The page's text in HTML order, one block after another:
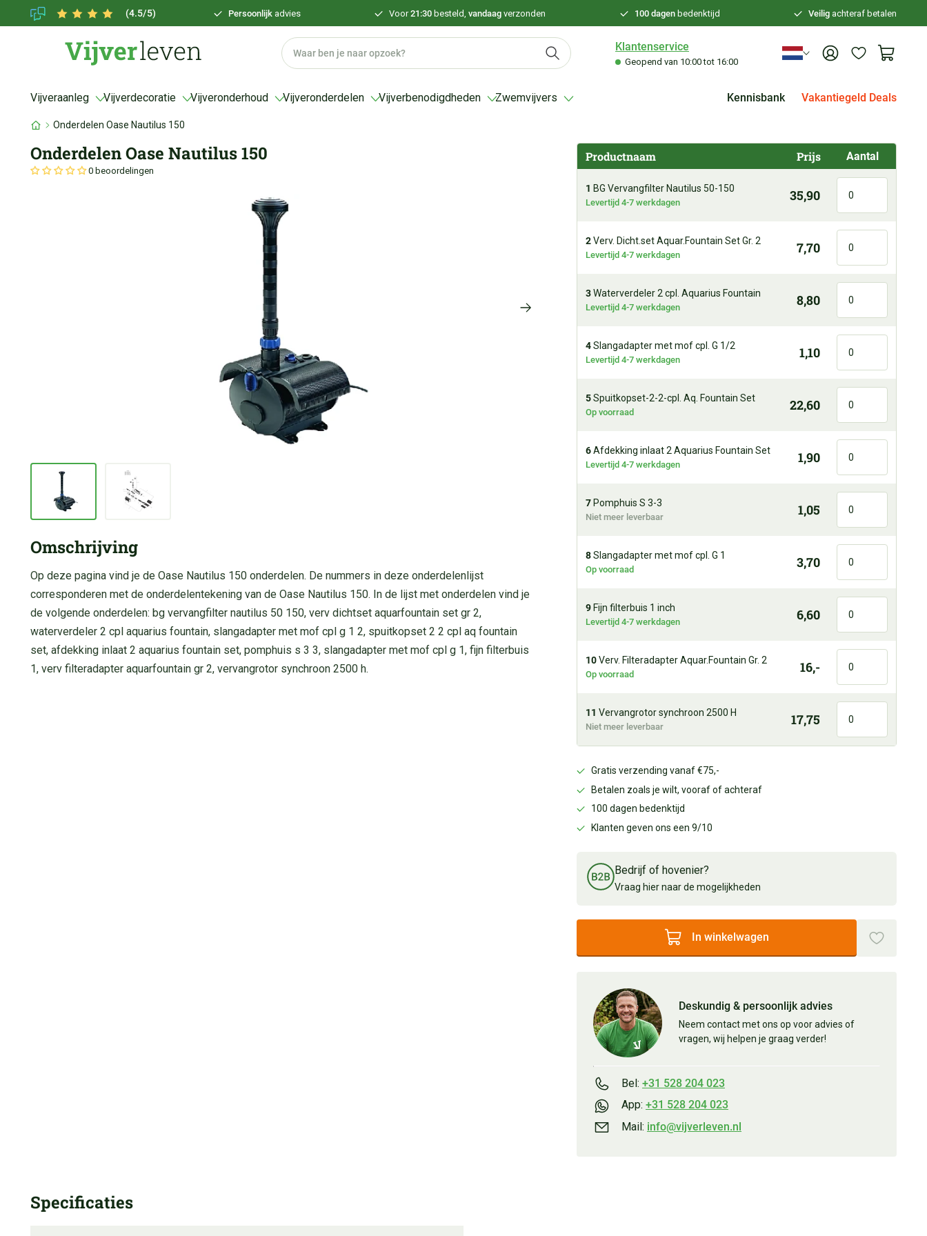
(4.5/5) Persoonlijk advies Voor21:30 besteld,vandaagverzonden 100 dagenbedenktijd Veiligachteraf betalen
Klantenservice
Geopend van 10:00 tot 16:00
Vijveraanleg Vijverdecoratie Vijveronderhoud Vijveronderdelen Vijverbenodigdheden Zwemvijvers Kennisbank Vakantiegeld Deals
Onderdelen Oase Nautilus 150
Onderdelen Oase Nautilus 150
0 beoordelingen
Productnaam Prijs Aantal
1 BG Vervangfilter Nautilus 50-150
Levertijd 4-7 werkdagen 35,90
2Verv. Dicht.set Aquar.Fountain Set Gr. 2
Levertijd 4-7 werkdagen 7,70
3Waterverdeler 2 cpl. Aquarius Fountain
Levertijd 4-7 werkdagen 8,80
4Slangadapter met mof cpl. G 1/2
Levertijd 4-7 werkdagen 1,10
5Spuitkopset-2-2-cpl. Aq. Fountain Set
Op voorraad 22,60
6Afdekking inlaat 2 Aquarius Fountain Set
Levertijd 4-7 werkdagen 1,90
7 Pomphuis S 3-3
Niet meer leverbaar 1,05
8Slangadapter met mof cpl. G 1
Op voorraad 3,70
9 Fijn filterbuis 1 inch
Levertijd 4-7 werkdagen 6,60
10Verv. Filteradapter Aquar.Fountain Gr. 2
Op voorraad 16,-
11 Vervangrotor synchroon 2500 H
Niet meer leverbaar 17,75
Gratis verzending vanaf €75,-
Betalen zoals je wilt, vooraf of achteraf
100 dagen bedenktijd
Klanten geven ons een 9/10
Bedrijf of hovenier?
Vraag hier naar de mogelijkheden
In winkelwagen
Deskundig & persoonlijk advies
Neem contact met ons op voor advies of
vragen, wij helpen je graag verder!
Bel: +31 528 204 023
App: +31 528 204 023
Mail: info@vijverleven.nl
Omschrijving
Op deze pagina vind je de Oase Nautilus 150 onderdelen. De nummers in deze onderdelenlijst
corresponderen met de onderdelentekening van de Oase Nautilus 150. In de lijst met onderdelen vind je
de volgende onderdelen: bg vervangfilter nautilus 50 150, verv dichtset aquarfountain set gr 2,
waterverdeler 2 cpl aquarius fountain, slangadapter met mof cpl g 1 2, spuitkopset 2 2 cpl aq fountain
set, afdekking inlaat 2 aquarius fountain set, pomphuis s 3 3, slangadapter met mof cpl g 1, fijn filterbuis
1, verv filteradapter aquarfountain gr 2, vervangrotor synchroon 2500 h.
Specificaties